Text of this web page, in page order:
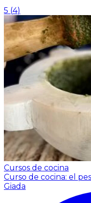
5 (4)
Cursos de cocina
Curso de cocina: el
Giada